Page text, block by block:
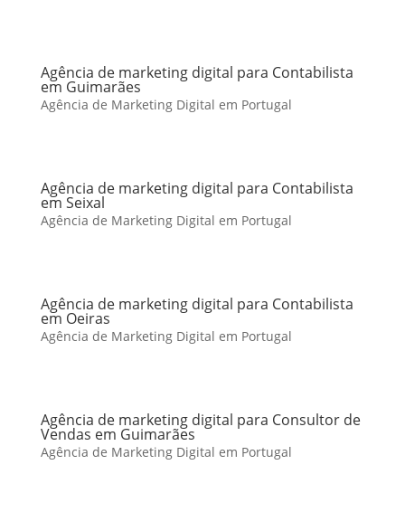
Agência de marketing digital para Contabilista
em Guimarães
Agência de Marketing Digital em Portugal
Agência de marketing digital para Contabilista
em Seixal
Agência de Marketing Digital em Portugal
Agência de marketing digital para Contabilista
em Oeiras
Agência de Marketing Digital em Portugal
Agência de marketing digital para Consultor de
Vendas em Guimarães
Agência de Marketing Digital em Portugal